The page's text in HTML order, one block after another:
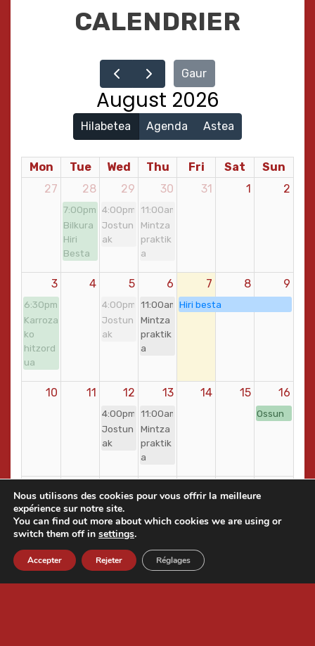
CALENDRIER
Gaur
August 2026
Hilabetea Agenda Astea
Mon Tue Wed Thu Fri Sat
Sun
27
28
7:00pm
Bilkura
Hiri
Besta
29
4:00pm
Jostun
ak
30
11:00am
Mintza
praktik
a
31 1 2
3
6:30pm
Karroza
ko
hitzord
ua
4 5
4:00pm
Jostun
ak
6
11:00am
Mintza
praktik
a
7
Hiri besta
8 9
10 11 12
4:00pm
Jostun
ak
13
11:00am
Mintza
praktik
a
14 15 16
Ossun
4:00pm
Jostun
ak
Mintza
a
24 25 26 27 28 29 30
Nous utilisons des cookies pour vous offrir la meilleure
expérience sur notre site.
You can find out more about which cookies we are using or
switch them off in settings.
Accepter Rejeter Réglages